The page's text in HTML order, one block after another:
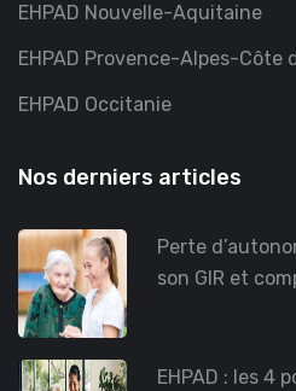
EHPAD Nouvelle-Aquitaine
EHPAD Provence-Alpes-Côte
EHPAD Occitanie
Nos derniers articles
Perte
son GIR et
EHPAD : les 4